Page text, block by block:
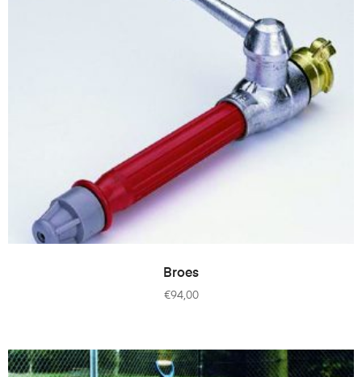
TOEVOEGEN AAN WINKELWAGEN
Broes
€94,00